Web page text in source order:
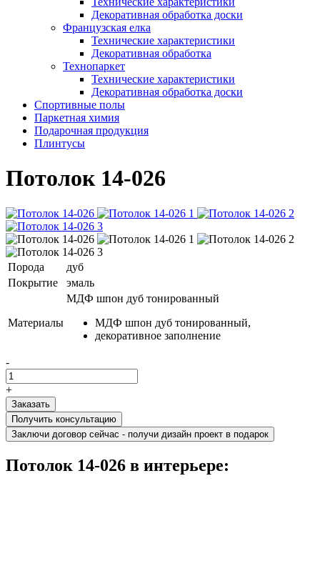
Декоративная обработка доски
Французская елка
Технические характеристики
Декоративная обработка
Технопаркет
Технические характеристики
Декоративная обработка доски
Спортивные полы
Паркетная химия
Подарочная продукция
Плинтусы
Потолок 14-026
Порода
дуб
Покрытие
эмаль
Материалы
МДФ шпон дуб тонированный
МДФ шпон дуб тонированный,
декоративное заполнение
-
+
Получить консультацию
Заключи договор сейчас - получи дизайн проект в подарок
Потолок 14-026 в интерьере: